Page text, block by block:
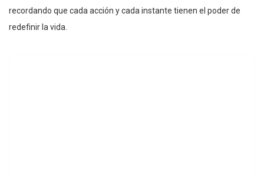
recordando que cada acción y cada instante tienen el poder de
redefinir la vida.